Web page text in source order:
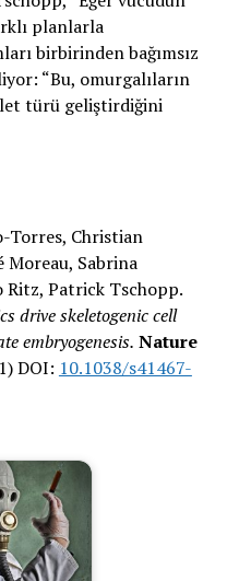
planlarla
birbirinden bağımsız
“Bu, omurgalıların
türü geliştirdiğini
Torres, Christian
Moreau, Sabrina
Ritz, Patrick Tschopp.
drive skeletogenic cell
embryogenesis. Nature
DOI: 10.1038/s41467-